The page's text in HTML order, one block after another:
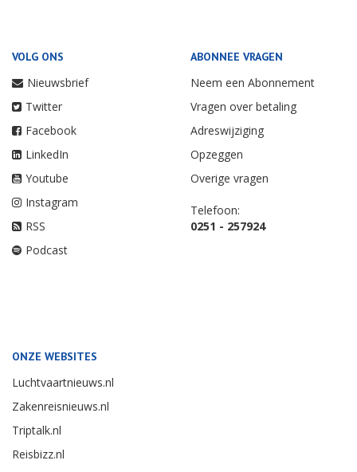
VOLG ONS
Nieuwsbrief
Twitter
Facebook
LinkedIn
Youtube
Instagram
RSS
Podcast
ABONNEE VRAGEN
Neem een Abonnement
Vragen over betaling
Adreswijziging
Opzeggen
Overige vragen
Telefoon:
0251 - 257924
ONZE WEBSITES
Luchtvaartnieuws.nl
Zakenreisnieuws.nl
Triptalk.nl
Reisbizz.nl